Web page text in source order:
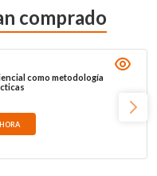
comprado
como metodología